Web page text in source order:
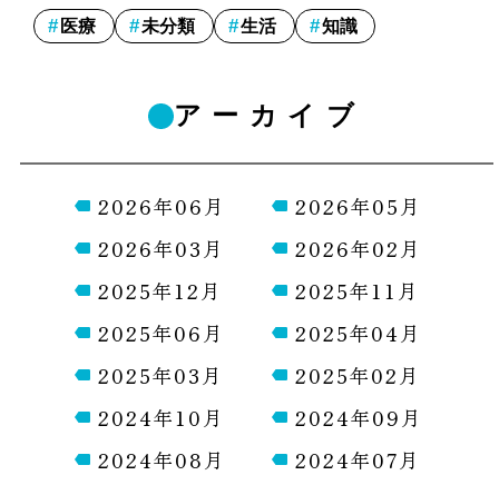
医療 未分類 生活 知識
アーカイブ
2026年06月
2026年05月
2026年03月
2026年02月
2025年12月
2025年11月
2025年06月
2025年04月
2025年03月
2025年02月
2024年10月
2024年09月
2024年08月
2024年07月